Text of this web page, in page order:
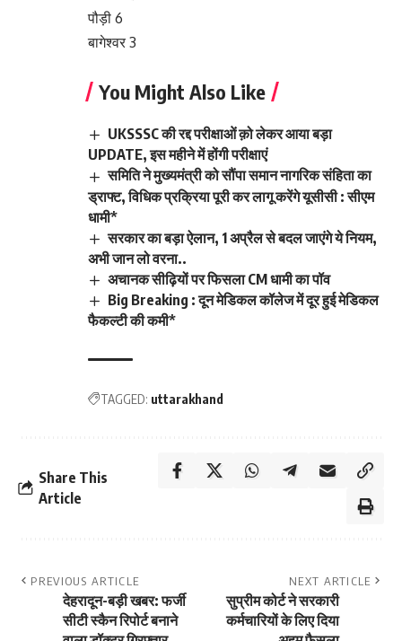
पौड़ी 6
बागेश्वर 3
You Might Also Like
UKSSSC की रद्द परीक्षाओं क़ो लेकर आया बड़ा
UPDATE, इस महीने में होंगी परीक्षाएं
समिति ने मुख्यमंत्री को सौंपा समान नागरिक संहिता का
ड्राफ्ट, विधिक प्रक्रिया पूरी कर लागू करेंगे यूसीसी : सीएम
धामी*
सरकार का बड़ा ऐलान, 1 अप्रैल से बदल जाएंगे ये नियम,
अभी जान लो वरना..
अचानक सीढ़ियों पर फिसला CM धामी का पॉव
Big Breaking : दून मेडिकल कॉलेज में दूर हुई मेडिकल
फैकल्टी की कमी*
TAGGED: uttarakhand
Share This
Article
PREVIOUS ARTICLE
देहरादून-बड़ी खबर: फर्जी
सीटी स्कैन रिपोर्ट बनाने
NEXT ARTICLE
सुप्रीम कोर्ट ने सरकारी
कर्मचारियों के लिए दिया